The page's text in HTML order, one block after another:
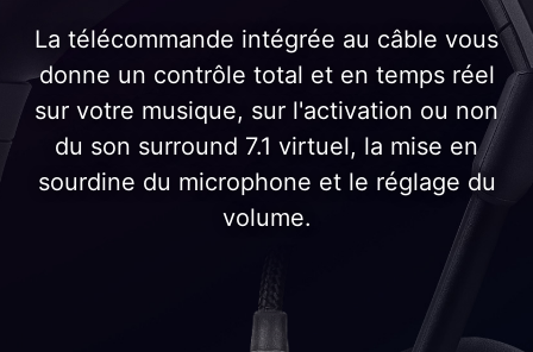
La télécommande intégrée au câble vous
donne un contrôle total et en temps réel
sur votre musique, sur l'activation ou non
du son surround 7.1 virtuel, la mise en
sourdine du microphone et le réglage du
volume.